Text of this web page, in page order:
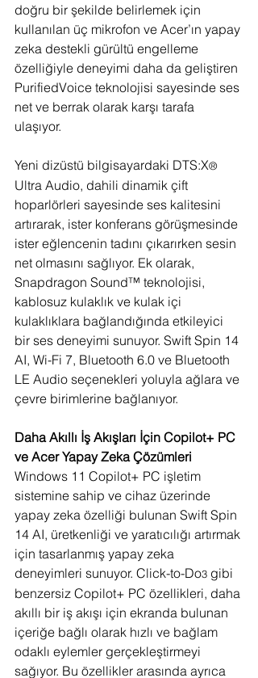
doğru bir şekilde belirlemek için
kullanılan üç mikrofon ve Acer’ın yapay
zeka destekli gürültü engelleme
özelliğiyle deneyimi daha da geliştiren
PurifiedVoice teknolojisi sayesinde ses
net ve berrak olarak karşı tarafa
ulaşıyor.
Yeni dizüstü bilgisayardaki DTS:X®
Ultra Audio, dahili dinamik çift
hoparlörleri sayesinde ses kalitesini
artırarak, ister konferans görüşmesinde
ister eğlencenin tadını çıkarırken sesin
net olmasını sağlıyor. Ek olarak,
Snapdragon Sound™ teknolojisi,
kablosuz kulaklık ve kulak içi
kulaklıklara bağlandığında etkileyici
bir ses deneyimi sunuyor. Swift Spin 14
AI, Wi-Fi 7, Bluetooth 6.0 ve Bluetooth
LE Audio seçenekleri yoluyla ağlara ve
çevre birimlerine bağlanıyor.
Daha Akıllı İş Akışları İçin Copilot+ PC
ve Acer Yapay Zeka Çözümleri
Windows 11 Copilot+ PC işletim
sistemine sahip ve cihaz üzerinde
yapay zeka özelliği bulunan Swift Spin
14 AI, üretkenliği ve yaratıcılığı artırmak
için tasarlanmış yapay zeka
deneyimleri sunuyor. Click-to-Do3 gibi
benzersiz Copilot+ PC özellikleri, daha
akıllı bir iş akışı için ekranda bulunan
içeriğe bağlı olarak hızlı ve bağlam
odaklı eylemler gerçekleştirmeyi
sağıyor. Bu özellikler arasında ayrıca